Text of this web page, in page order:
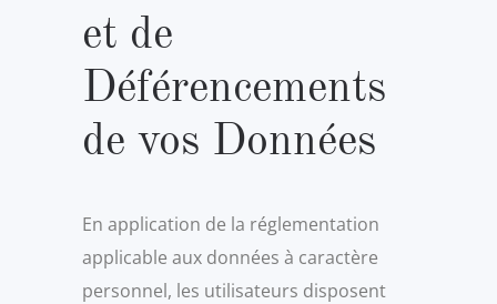
et de
Déférencements
de vos Données
En application de la réglementation
applicable aux données à caractère
personnel, les utilisateurs disposent